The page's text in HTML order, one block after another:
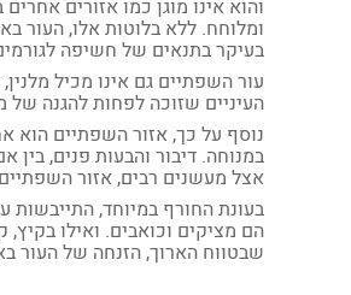
והוא אינו מוגן כמו אזורים
ומלוחח. ללא בלוטות אלו, העור
בעיקר בתנאים של חשיפה
עור השפתיים גם אינו מכיל
העיניים שזוכה לפחות להגנה
נוסף על כך, אזור השפתיים הוא
במנוחה. דיבור והבעות פנים, בין
אצל מעשנים רבים, אזור
בעונת החורף במיוחד,
הם מציקים וכואבים. ואילו
שבטווח הארוך, הזנחה של העור